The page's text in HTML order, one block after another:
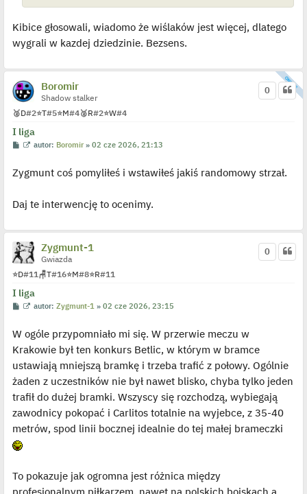
z
p
t
Kibice głosowali, wiadomo że wiślaków jest więcej, dlatego
wygrali w kazdej dziedzinie. Bezsens.
Boromir
Shadow stalker
🥈D#2⭐T#5⭐M#4🥈R#2⭐W#4
I liga
0
P
t
W
w
l
j
e
d
y
c
y
p
t
autor: Boromir »02 cze 2026, 21:13
Zygmunt coś pomyliłeś i wstawiłeś jakiś randomowy strzał.
Daj te interwencję to ocenimy.
Zygmunt-1
Gwiazda
⭐D#11🪑T#16⭐M#8⭐R#11
I liga
0
P
t
W
w
i
e
l
o
j
e
d
n
o
autor:Zygmunt-1 »02 cze 2026, 23:15
W ogóle przypomniało mi się. W przerwie meczu w
Krakowie był ten konkurs Betlic, w którym w bramce
ustawiają mniejszą bramkę i trzeba trafić z połowy. Ogólnie
żaden z uczestników nie był nawet blisko, chyba tylko jeden
trafił do dużej bramki. Wszyscy się rozchodzą, wybiegają
zawodnicy pokopać i Carlitos totalnie na wyjebce, z 35-40
metrów, spod linii bocznej idealnie do tej małej brameczki
To pokazuje jak ogromna jest różnica między